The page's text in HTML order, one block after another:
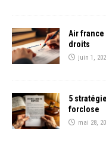
Air
droits
juin 1,
5
forclose
mai 28,